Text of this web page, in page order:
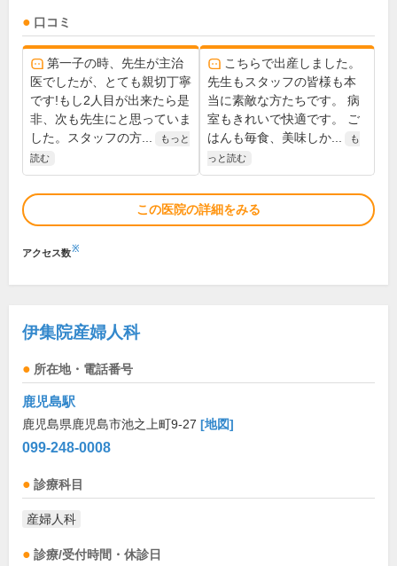
口コミ
第一子の時、先生が主治
医でしたが、とても親切丁寧
です!もし2人目が出来たら是
非、次も先生にと思っていま
した。スタッフの方...
もっと
読む
こちらで出産しました。
先生もスタッフの皆様も本
当に素敵な方たちです。 病
室もきれいで快適です。 ご
はんも毎食、美味しか...
も
っと読む
この医院の詳細をみる
アクセス数※
伊集院産婦人科
所在地・電話番号
鹿児島駅
鹿児島県鹿児島市池之上町9-27 [地図]
099-248-0008
診療科目
産婦人科
診療/受付時間・休診日